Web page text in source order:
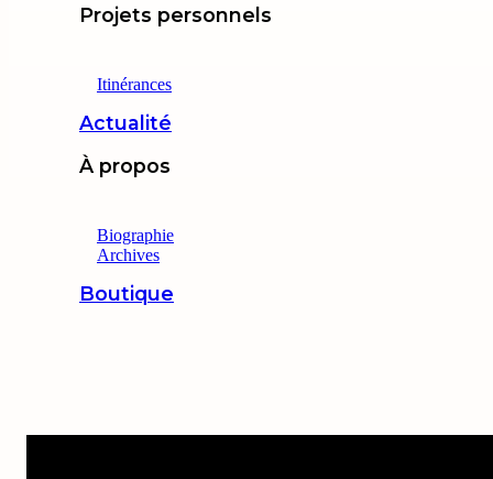
Projets personnels
Itinérances
Actualité
À propos
Biographie
Archives
Boutique